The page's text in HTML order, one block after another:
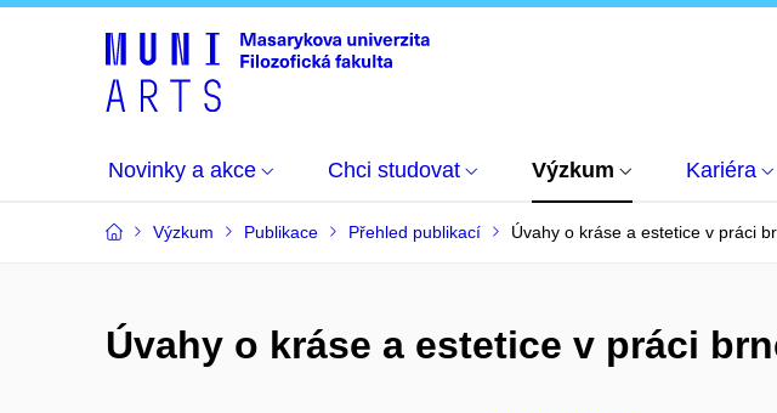
Novinky a akce Chci studovat Výzkum Kariéra
Výzkum Publikace Přehled publikací Úvahy o kráse a estetice v práci
Úvahy o kráse a estetice v práci